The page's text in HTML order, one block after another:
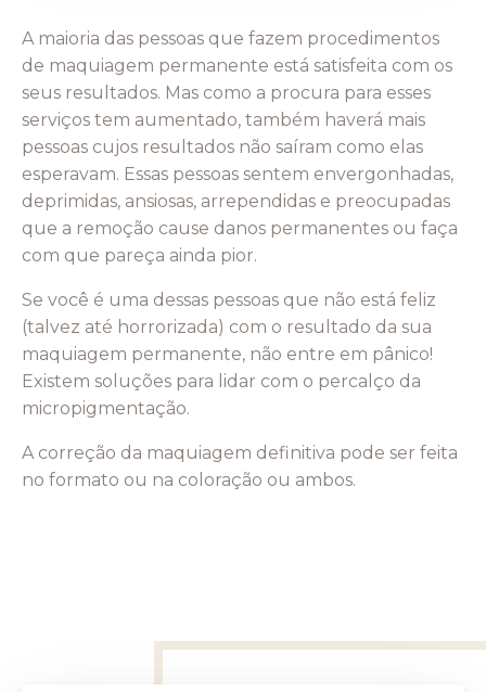
A maioria das pessoas que fazem procedimentos
de maquiagem permanente está satisfeita com os
seus resultados. Mas como a procura para esses
serviços tem aumentado, também haverá mais
pessoas cujos resultados não saíram como elas
esperavam. Essas pessoas sentem envergonhadas,
deprimidas, ansiosas, arrependidas e preocupadas
que a remoção cause danos permanentes ou faça
com que pareça ainda pior.
Se você é uma dessas pessoas que não está feliz
(talvez até horrorizada) com o resultado da sua
maquiagem permanente, não entre em pânico!
Existem soluções para lidar com o percalço da
micropigmentação.
A correção da maquiagem definitiva pode ser feita
no formato ou na coloração ou ambos.